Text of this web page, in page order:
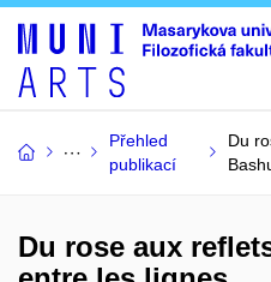
Přehled
publikací
Du
Du rose aux